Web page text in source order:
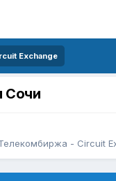
Exchange
Сочи
- Circuit